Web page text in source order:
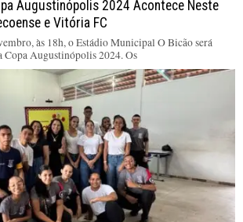
Augustinópolis 2024 Acontece Neste
e Vitória FC
às 18h, o Estádio Municipal O Bicão será
Copa Augustinópolis 2024. Os